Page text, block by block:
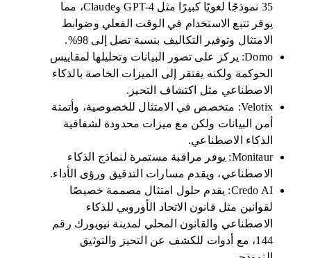
35 نموذجًا لغويًا كبيرًا مثل GPT-4 وClaude، مما
يوفر تتبع الاستخدام في الوقت الفعلي وضوابط
الامتثال وتوفير التكاليف بنسبة تصل إلى 98%.
Domo: يركز على تصور البيانات وتحليلها لمقاييس
الحوكمة ولكنه يفتقر إلى الميزات الخاصة بالذكاء
الاصطناعي مثل اكتشاف التحيز.
Velotix: متخصص في الامتثال للخصوصية، وأتمتة
أمن البيانات ولكن مع ميزات محدودة لشفافية
الذكاء الاصطناعي.
Monitaur: يوفر مراقبة مستمرة لنماذج الذكاء
الاصطناعي، ويقدم مسارات التدقيق ورؤى الأداء.
Credo AI: يقدم حلول امتثال مصممة خصيصًا
لقوانين مثل قانون الاتحاد الأوروبي للذكاء
الاصطناعي والقانون المحلي لمدينة نيويورك رقم
144، مع أدوات للكشف عن التحيز والتوثيق